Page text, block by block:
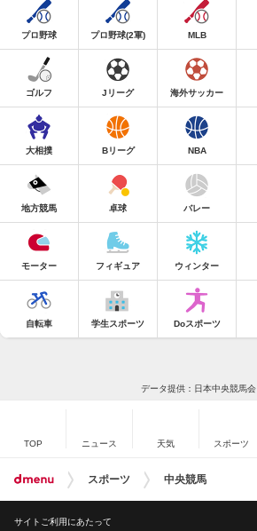
プロ野球 プロ野球(2軍) MLB
ゴルフ Jリーグ 海外サッカー
大相撲 Bリーグ NBA
地方競馬 卓球 バレー
モーター フィギュア ウィンター
自転車 学生スポーツ Doスポーツ
データ提供：日本中央競馬会
TOP ニュース 天気 スポーツ
スポーツ 中央競馬
サイトご利用にあたって